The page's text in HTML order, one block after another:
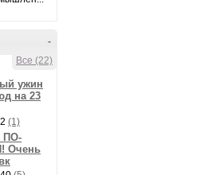
-
Все (22)
ужин
на 23
(1)
ПО-
Очень